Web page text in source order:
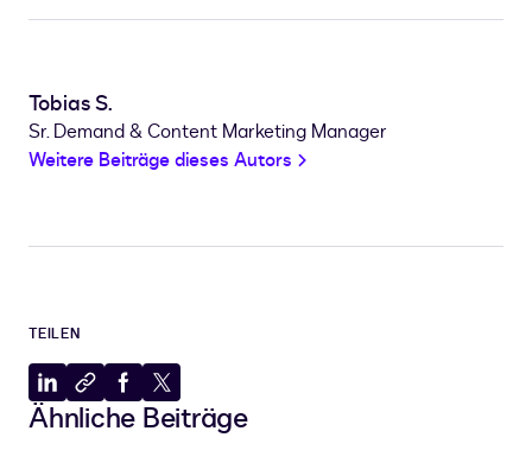
Tobias S.
Sr. Demand & Content Marketing Manager
Weitere Beiträge dieses Autors
TEILEN
Auf
LinkedIn
In
Zwischenablage
Auf
Facebook
Auf
X
Ähnliche Beiträge